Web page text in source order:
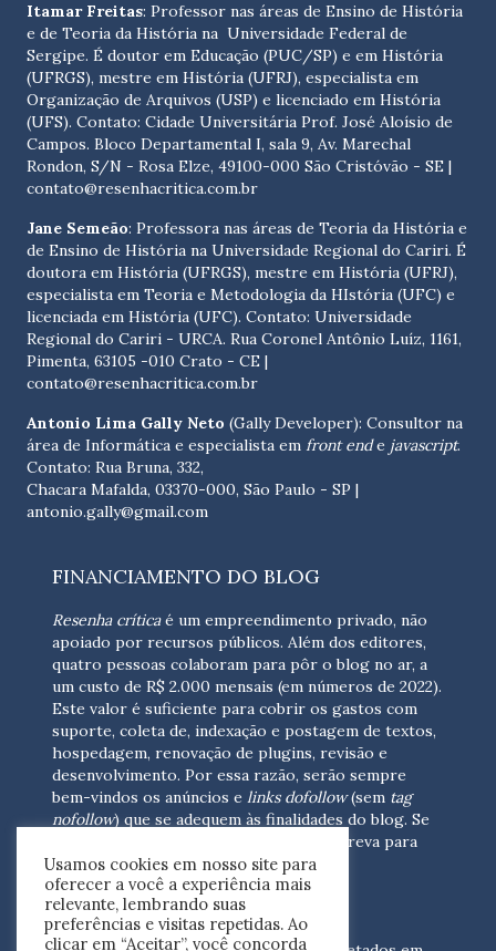
Itamar Freitas: Professor nas áreas de Ensino de História
e de Teoria da História na Universidade Federal de
Sergipe. É doutor em Educação (PUC/SP) e em História
(UFRGS), mestre em História (UFRJ), especialista em
Organização de Arquivos (USP) e licenciado em História
(UFS). Contato: Cidade Universitária Prof. José Aloísio de
Campos. Bloco Departamental I, sala 9, Av. Marechal
Rondon, S/N - Rosa Elze, 49100-000 São Cristóvão - SE |
contato@resenhacritica.com.br
Jane Semeão: Professora nas áreas de Teoria da História e
de Ensino de História na Universidade Regional do Cariri. É
doutora em História (UFRGS), mestre em História (UFRJ),
especialista em Teoria e Metodologia da HIstória (UFC) e
licenciada em História (UFC). Contato: Universidade
Regional do Cariri - URCA. Rua Coronel Antônio Luíz, 1161,
Pimenta, 63105 -010 Crato - CE |
contato@resenhacritica.com.br
Antonio Lima Gally Neto (Gally Developer): Consultor na
área de Informática e especialista em front ende javascript.
Contato: Rua Bruna, 332,
Chacara Mafalda, 03370-000, São Paulo - SP |
antonio.gally@gmail.com
FINANCIAMENTO DO BLOG
Resenha críticaé um empreendimento privado, não
apoiado por recursos públicos. Além dos editores,
quatro pessoas colaboram para pôr o blog no ar, a
um custo de R$ 2.000 mensais (em números de 2022).
Este valor é suficiente para cobrir os gastos com
suporte, coleta de, indexação e postagem de textos,
hospedagem, renovação de plugins, revisão e
desenvolvimento. Por essa razão, serão sempre
bem-vindos os anúncios e links dofollow(sem tag
nofollow) que se adequem às finalidades do blog. Se
escreva para
nós(contato@resenhacritica.com.br)
FONTES E ACERVO
Usamos cookies em nosso site para
oferecer a você a experiência mais
relevante, lembrando suas
preferências e visitas repetidas. Ao
clicar em “Aceitar”, você concorda